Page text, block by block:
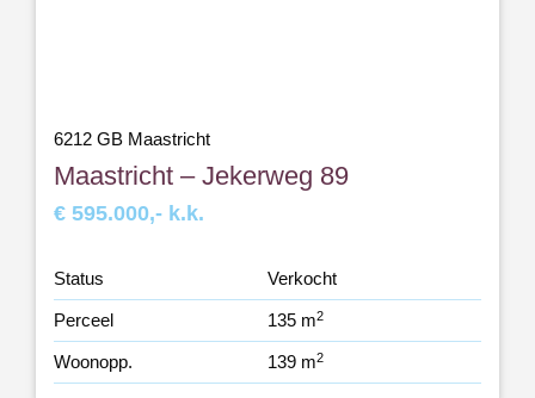
6212 GB Maastricht
Maastricht – Jekerweg 89
€ 595.000,- k.k.
Status Verkocht
Perceel 135 m2
Woonopp. 139 m2